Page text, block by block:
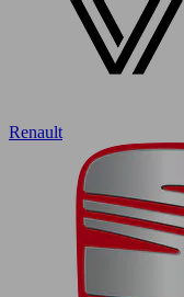
Renault